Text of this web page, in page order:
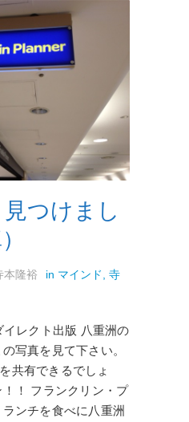
つけまし
本隆裕 in マインド
寺
レクト出版 八重洲の
写真を見て下さい。
共有できるでしょ
！ フランクリン・プ
ンチを食べに八重洲